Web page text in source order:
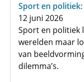
Sport en
12 juni 2026
Sport en politiek
werelden maar
van
dilemma’s.